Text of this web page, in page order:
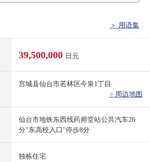
＞ 用语集
39,500,000 日元
宫城县仙台市若林区今泉1丁目
> 周边地图
仙台市地铁东西线药师堂站公共汽车26
分"东高校入口"停歩8分
独栋住宅